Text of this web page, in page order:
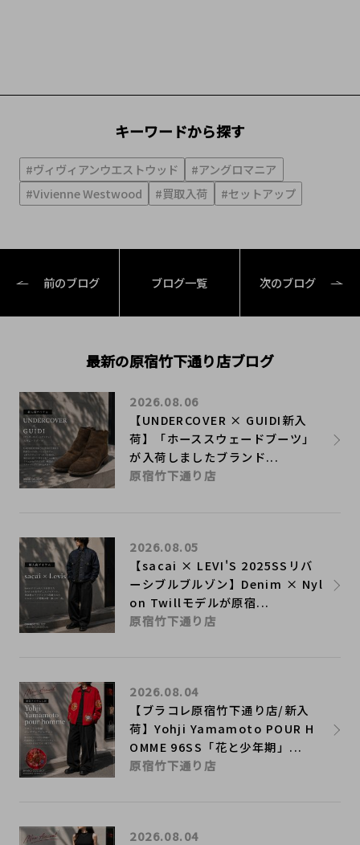
キーワードから探す
#ヴィヴィアンウエストウッド
#アングロマニア
#Vivienne Westwood
#買取入荷 #セットアップ
前のブログ ブログ一覧 次のブログ
最新の原宿竹下通り店ブログ
【UNDERCOVER × GUIDI新入
荷】「ホーススウェードブーツ」
が入荷しましたブランド...
2026.08.06
原宿竹下通り店
【sacai × LEVI'S 2025SSリバ
ーシブルブルゾン】Denim × Nyl
on Twillモデルが原宿...
2026.08.05
原宿竹下通り店
【ブラコレ原宿竹下通り店/新入
荷】Yohji Yamamoto POUR H
OMME 96SS「花と少年期」...
2026.08.04
原宿竹下通り店
2026.08.04